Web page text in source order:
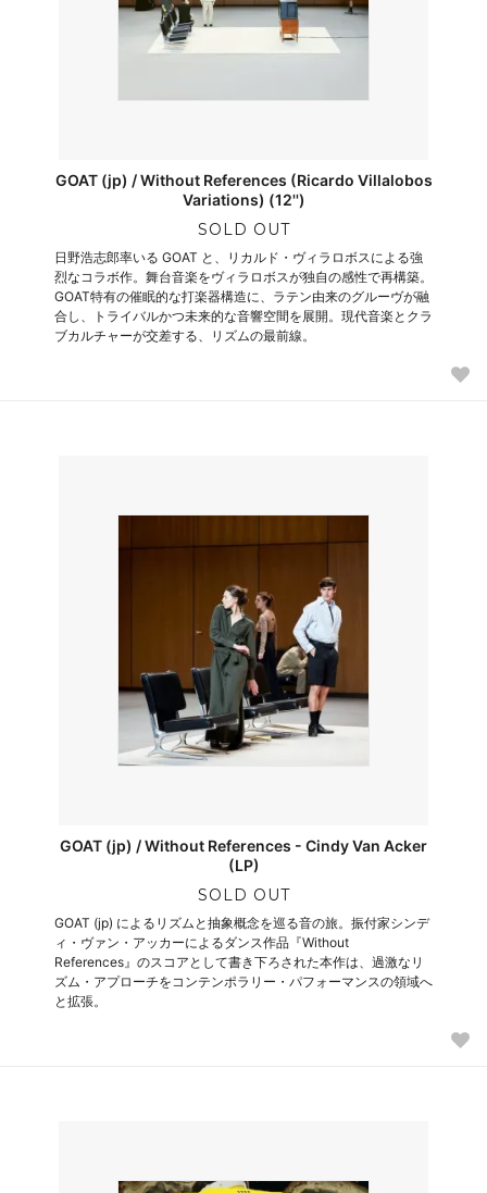
GOAT (jp) / Without References (Ricardo Villalobos
Variations) (12'')
SOLD OUT
日野浩志郎率いる GOAT と、リカルド・ヴィラロボスによる強
烈なコラボ作。舞台音楽をヴィラロボスが独自の感性で再構築。
GOAT特有の催眠的な打楽器構造に、ラテン由来のグルーヴが融
合し、トライバルかつ未来的な音響空間を展開。現代音楽とクラ
ブカルチャーが交差する、リズムの最前線。
GOAT (jp) / Without References - Cindy Van Acker
(LP)
SOLD OUT
GOAT (jp) によるリズムと抽象概念を巡る音の旅。振付家シンデ
ィ・ヴァン・アッカーによるダンス作品『Without
References』のスコアとして書き下ろされた本作は、過激なリ
ズム・アプローチをコンテンポラリー・パフォーマンスの領域へ
と拡張。